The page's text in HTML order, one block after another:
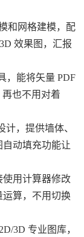
和网格建模，配
效果图，汇报
，能将矢量 PDF
也不用对着
，提供墙体、
动填充功能让
使用计算器修改
运算，不用切换
3D 专业图库，